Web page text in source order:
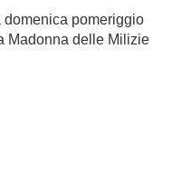
domenica pomeriggio
Madonna delle Milizie